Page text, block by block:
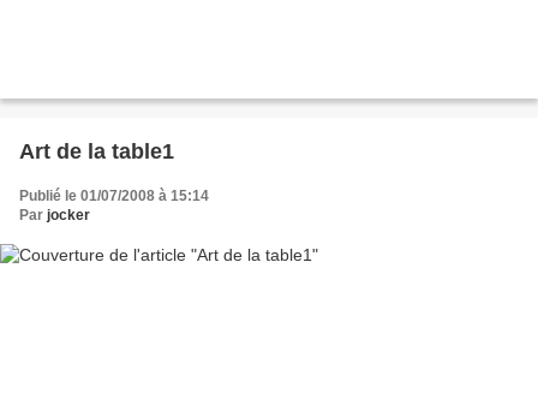
Art de la table1
Publié le 01/07/2008 à 15:14
Par jocker